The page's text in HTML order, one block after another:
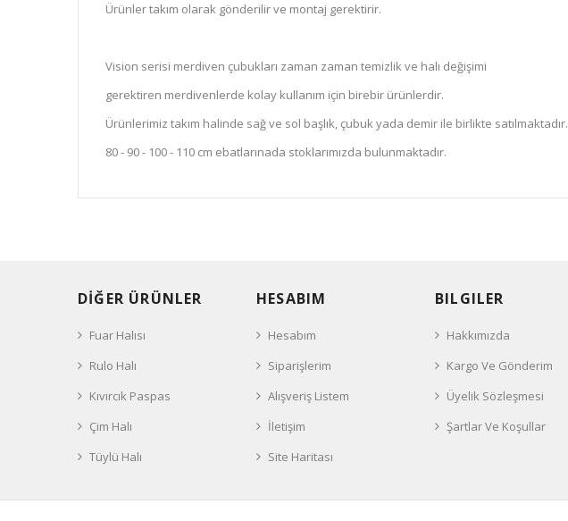
Ürünler takım olarak gönderilir ve montaj gerektirir.
Vision serisi merdiven çubukları zaman zaman temizlik ve halı değişimi
gerektiren merdivenlerde kolay kullanım için birebir ürünlerdir.
Ürünlerimiz takım halinde sağ ve sol başlık, çubuk yada demir ile birlikte satılmaktadır.
80 - 90 - 100 - 110 cm ebatlarınada stoklarımızda bulunmaktadır.
DİĞER ÜRÜNLER
Fuar Halısı
Rulo Halı
Kıvırcık Paspas
Çim Halı
Tüylü Halı
HESABIM
Hesabım
Siparişlerim
Alışveriş Listem
İletişim
Site Haritası
BILGILER
Hakkımızda
Kargo Ve Gönderim
Üyelik Sözleşmesi
Şartlar Ve Koşullar